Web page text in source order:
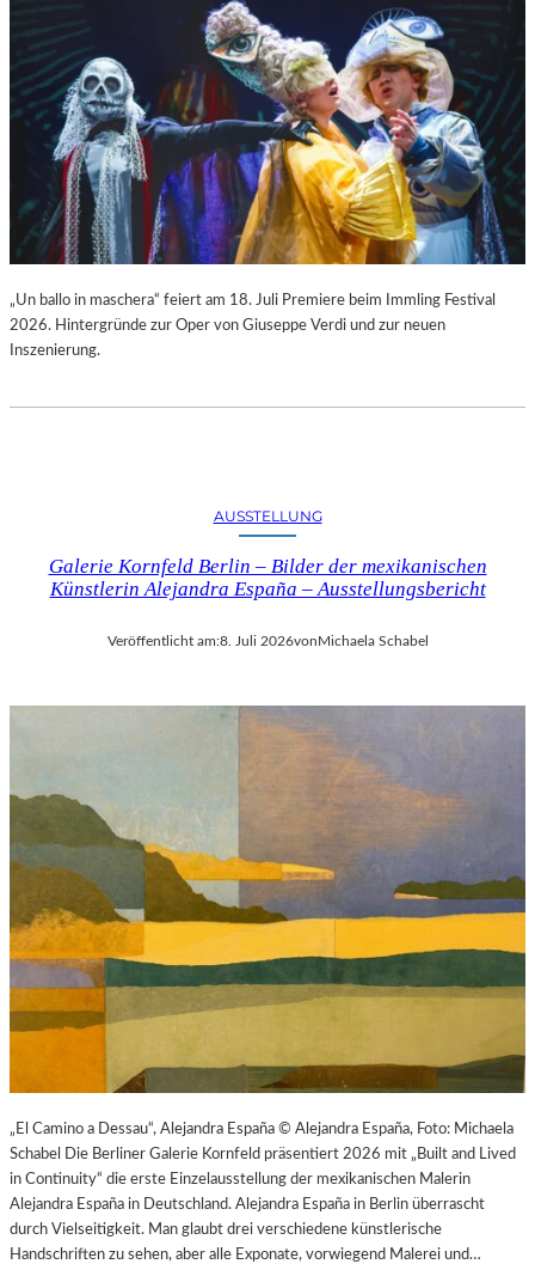
„Un ballo in maschera“ feiert am 18. Juli Premiere beim Immling Festival
2026. Hintergründe zur Oper von Giuseppe Verdi und zur neuen
Inszenierung.
AUSSTELLUNG
Galerie Kornfeld Berlin – Bilder der mexikanischen
Künstlerin Alejandra España – Ausstellungsbericht
Veröffentlicht am:8. Juli 2026vonMichaela Schabel
„El Camino a Dessau“, Alejandra España © Alejandra España, Foto: Michaela
Schabel Die Berliner Galerie Kornfeld präsentiert 2026 mit „Built and Lived
in Continuity“ die erste Einzelausstellung der mexikanischen Malerin
Alejandra España in Deutschland. Alejandra España in Berlin überrascht
durch Vielseitigkeit. Man glaubt drei verschiedene künstlerische
Handschriften zu sehen, aber alle Exponate, vorwiegend Malerei und…